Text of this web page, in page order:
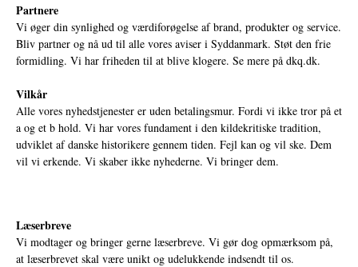
Partnere
Vi øger din synlighed og værdiforøgelse af brand, produkter og service.
Bliv partner og nå ud til alle vores aviser i Syddanmark. Støt den frie
formidling. Vi har friheden til at blive klogere. Se mere på dkq.dk.
Vilkår
Alle vores nyhedstjenester er uden betalingsmur. Fordi vi ikke tror på et
a og et b hold. Vi har vores fundament i den kildekritiske tradition,
udviklet af danske historikere gennem tiden. Fejl kan og vil ske. Dem
vil vi erkende. Vi skaber ikke nyhederne. Vi bringer dem.
Læserbreve
Vi modtager og bringer gerne læserbreve. Vi gør dog opmærksom på,
at læserbrevet skal være unikt og udelukkende indsendt til os.